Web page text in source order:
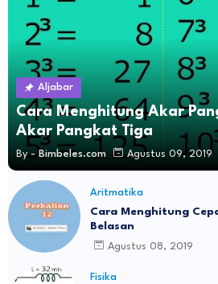
Aljabar
Cara Menghitung Akar
Akar Pangkat Tiga
By - Bimbeles.com Agustus 09, 2019
Aritmatika
Cara Menghitung
Belasan
Agustus 08, 2019
Fisika